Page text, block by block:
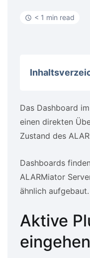
< 1 min read
Das Dashboard
einen direkten
Zustand des
Dashboards
ALARMiator
ähnlich aufgebaut.
Aktive